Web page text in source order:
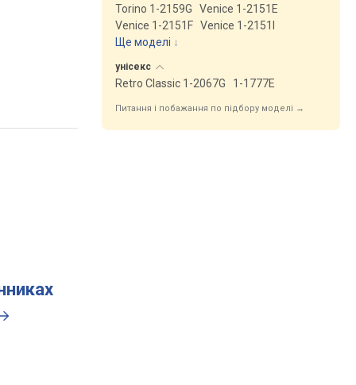
Torino 1-2159G
Venice 1-2151E
Venice 1-2151F Venice 1-2151I
Ще моделі ↓
унісекс
Retro Classic 1-2067G 1-1777E
Питання і побажання по підбору моделі →